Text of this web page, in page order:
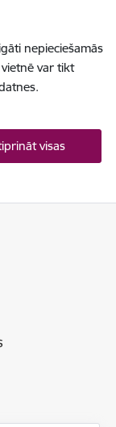
nepieciešamās
var tikt
visas